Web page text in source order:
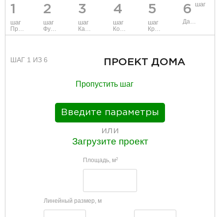
1
шаг
Проект
2
шаг
Фундамент
3
шаг
Каркас и стены
4
шаг
Коммуникации
5
шаг
Крыша
6 шаг
Данные
ШАГ 1 ИЗ 6 ПРОЕКТ ДОМА
Пропустить шаг
Введите параметры
или
Загрузите проект
Площадь, м2
Линейный размер, м